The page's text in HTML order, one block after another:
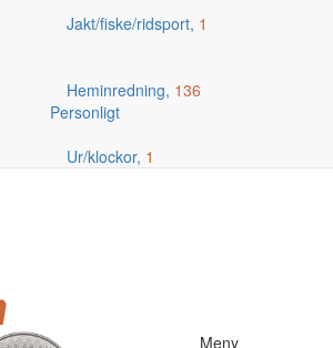
Jakt/fiske/ridsport, 1
Heminredning, 136
Personligt
Ur/klockor, 1
Meny